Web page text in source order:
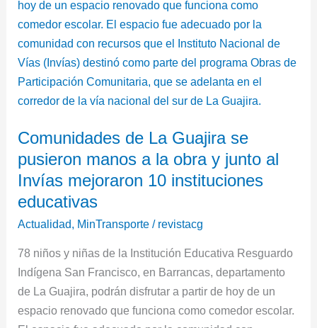
Comunidades de La Guajira se
pusieron manos a la obra y junto al
Invías mejoraron 10 instituciones
educativas
Actualidad, MinTransporte / revistacg
78 niños y niñas de la Institución Educativa Resguardo
Indígena San Francisco, en Barrancas, departamento
de La Guajira, podrán disfrutar a partir de hoy de un
espacio renovado que funciona como comedor escolar.
Guajira
se
pusieron
manos
a
la
y
junto
al
Invías
instituciones
educativas